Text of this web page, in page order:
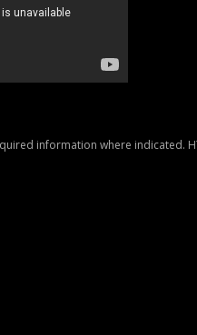
information where indicated.